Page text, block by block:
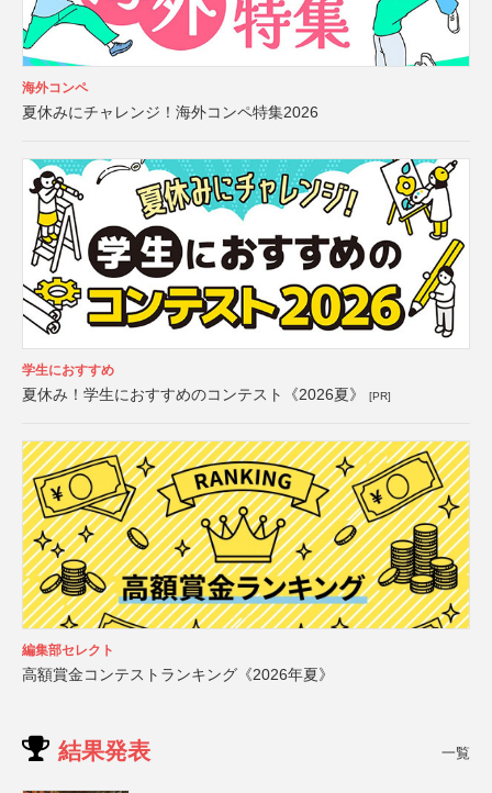
海外コンペ
夏休みにチャレンジ！海外コンペ特集2026
学生におすすめ
夏休み！学生におすすめのコンテスト《2026夏》 [PR]
編集部セレクト
高額賞金コンテストランキング《2026年夏》
結果発表 一覧